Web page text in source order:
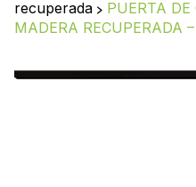
recuperada > PUERTA DE
MADERA RECUPERADA